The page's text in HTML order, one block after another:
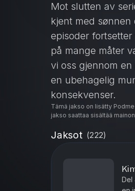
Mot slutten av
kjent med
episoder
på mange måter
vi oss gjennom
en ubehagelig
konsekvenser.
See
Tämä jakso on lisätty
jakso saattaa sisältää
Jaksot (222)
Del